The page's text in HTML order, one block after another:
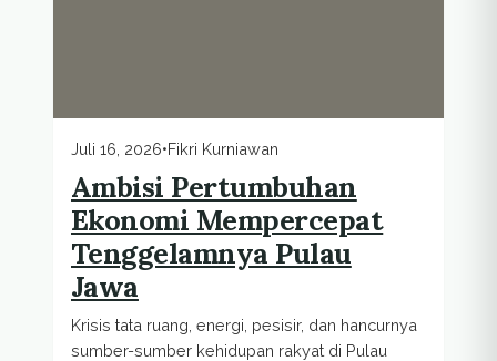
Juli 16, 2026•Fikri Kurniawan
Ambisi Pertumbuhan
Ekonomi Mempercepat
Tenggelamnya Pulau
Jawa
Krisis tata ruang, energi, pesisir, dan hancurnya
sumber-sumber kehidupan rakyat di Pulau